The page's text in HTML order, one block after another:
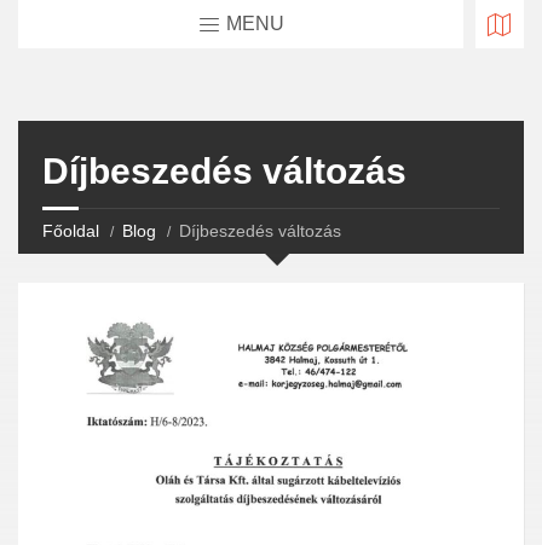
MENU
Díjbeszedés változás
Főoldal Blog Díjbeszedés változás